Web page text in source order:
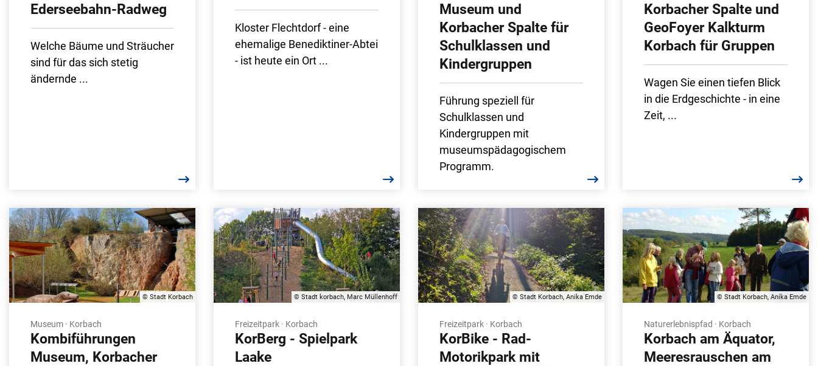
Ederseebahn-Radweg
Welche Bäume und Sträucher
sind für das sich stetig
ändernde ...
Kloster Flechtdorf - eine
ehemalige Benediktiner-Abtei
- ist heute ein Ort ...
Museum und
Korbacher Spalte für
Schulklassen und
Kindergruppen
Führung speziell für
Schulklassen und
Kindergruppen mit
museumspädagogischem
Programm.
Korbacher Spalte und
GeoFoyer Kalkturm
Korbach für Gruppen
Wagen Sie einen tiefen Blick
in die Erdgeschichte - in eine
Zeit, ...
© Stadt Korbach
Museum · Korbach
Kombiführungen
Museum, Korbacher
© Stadt korbach, Marc Müllenhoff
Freizeitpark · Korbach
KorBerg - Spielpark
Laake
© Stadt Korbach, Anika Emde
Freizeitpark · Korbach
KorBike - Rad-
Motorikpark mit
© Stadt Korbach, Anika Emde
Naturerlebnispfad · Korbach
Korbach am Äquator,
Meeresrauschen am